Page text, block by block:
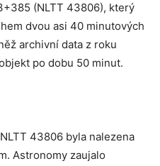
(NLTT 43806), který
dvou asi 40 minutových
archivní data z roku
po dobu 50 minut.
43806 byla nalezena
Astronomy zaujalo